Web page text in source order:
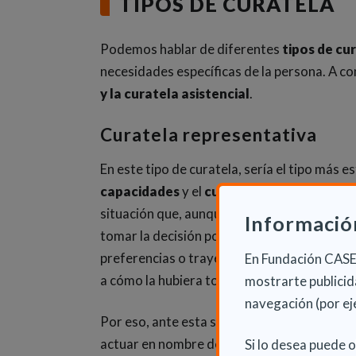
En Fundación
mostrarte
navegación (por
Si lo desea puede
Podemos hablar de diferentes tipos de
necesidades específicas de la persona. A
y la curatela asistencial.
Curatela representativa
En este tipo de curatela, sería el tipo más
capacidadesy el curadortiene unpapel
situación que, aunque la persona disponga
tomar la decisión por sí misma. Entonces,
preferencias o trayectoria vital para llevar
a cómo la hubiera tomado la persona en
Por eso, ante esta situación, el juez
actuar en nombre de la persona que